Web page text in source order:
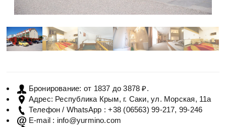
Бронирование: от 1837 до 3878 ₽.
Адрес: Республика Крым, г. Саки, ул. Морская, 11а
Телефон / WhatsApp : +38 (06563) 99-217, 99-246
E-mail : info@yurmino.com